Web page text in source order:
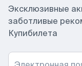
Эксклюзивные
заботливые
Купибилета